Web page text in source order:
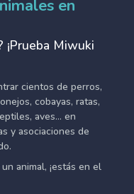
en
¡Prueba Miwuki
cientos de perros,
cobayas, ratas,
aves... en
y asociaciones de
animal, ¡estás en el